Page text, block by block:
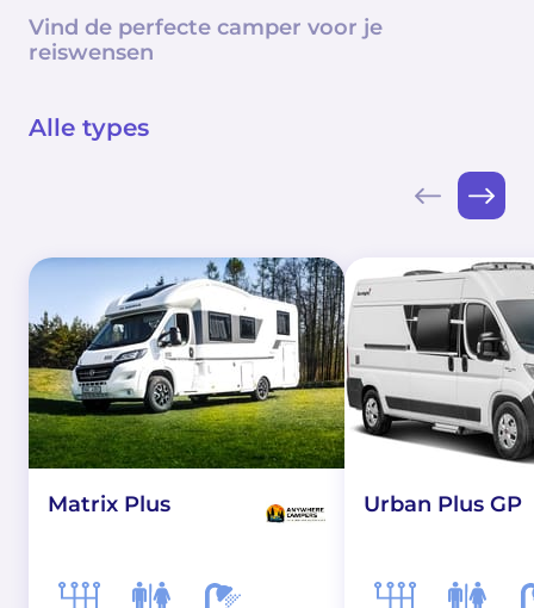
Vind de perfecte camper voor je
reiswensen
Alle types
Matrix Plus Urban Plus GP